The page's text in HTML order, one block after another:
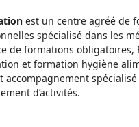
est un centre agréé de
spécialisé dans les
de formations obligatoires,
et formation hygiène
accompagnement
d’activités.